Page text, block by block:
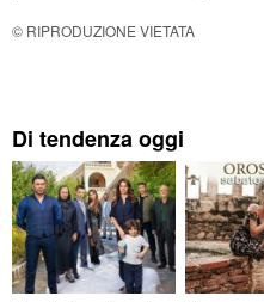
© RIPRODUZIONE VIETATA
Di tendenza oggi